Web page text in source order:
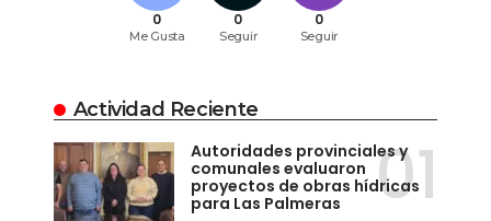
0
Me Gusta
0
Seguir
0
Seguir
Actividad Reciente
Autoridades provinciales y
comunales evaluaron
proyectos de obras hídricas
para Las Palmeras